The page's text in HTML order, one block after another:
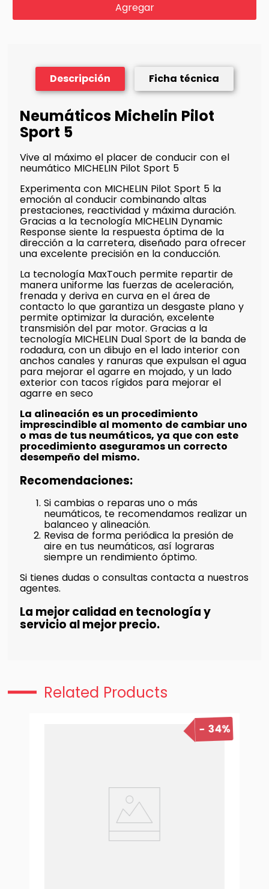
Agregar
Descripción Ficha técnica
Neumáticos Michelin Pilot
Sport 5
Vive al máximo el placer de conducir con el
neumático MICHELIN Pilot Sport 5
Experimenta con MICHELIN Pilot Sport 5 la
emoción al conducir combinando altas
prestaciones, reactividad y máxima duración.
Gracias a la tecnología MICHELIN Dynamic
Response siente la respuesta óptima de la
dirección a la carretera, diseñado para ofrecer
una excelente precisión en la conducción.
La tecnología MaxTouch permite repartir de
manera uniforme las fuerzas de aceleración,
frenada y deriva en curva en el área de
contacto lo que garantiza un desgaste plano y
permite optimizar la duración, excelente
transmisión del par motor. Gracias a la
tecnología MICHELIN Dual Sport de la banda de
rodadura, con un dibujo en el lado interior con
anchos canales y ranuras que expulsan el agua
para mejorar el agarre en mojado, y un lado
exterior con tacos rígidos para mejorar el
agarre en seco
La alineación es un procedimiento
imprescindible al momento de cambiar uno
o mas de tus neumáticos, ya que con este
procedimiento aseguramos un correcto
desempeño del mismo.
Recomendaciones:
Si cambias o reparas uno o más
neumáticos, te recomendamos realizar un
balanceo y alineación.
Revisa de forma periódica la presión de
aire en tus neumáticos, así lograras
siempre un rendimiento óptimo.
Si tienes dudas o consultas contacta a nuestros
agentes.
La mejor calidad en tecnología y
servicio al mejor precio.
Related Products
34%